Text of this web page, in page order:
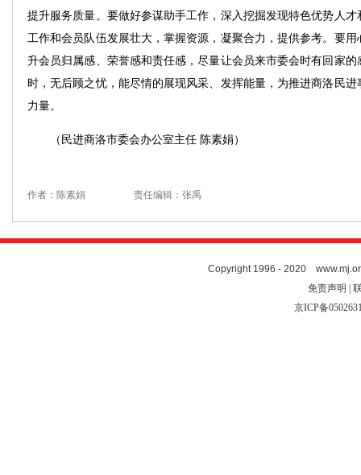
提升服务质量。要做好参谋助手工作，深入挖掘发现特色优势人
工作和会员队伍发展壮大，掌握资源，凝聚合力，提供参考。要
升会员归属感、荣誉感和责任感，尽量让会员来市委会时有回家
时，无后顾之忧，能尽情的展现风采、发挥能量，为推进商洛民
力量。
（民进商洛市委会办公室主任 陈素娟）
作者：陈素娟 责任编辑：张禹
Copyright 1996 - 2020
免责声明 |
京ICP备